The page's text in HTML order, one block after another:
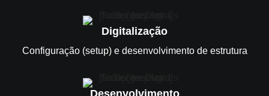
Digitalização
Configuração (setup) e desenvolvimento de estrutura